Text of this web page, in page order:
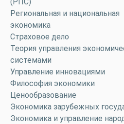
Региональная и национальная
экономика
Страховое дело
Теория управления
системами
Управление инновациями
Философия экономики
Ценообразование
Экономика зарубежных
Экономика и управление